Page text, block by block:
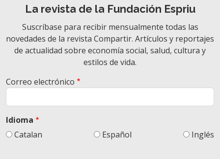
La revista de la Fundación Espriu
Suscríbase para recibir mensualmente todas las
novedades de la revista Compartir. Artículos y reportajes
de actualidad sobre economía social, salud, cultura y
estilos de vida.
Correo electrónico
Idioma
Catalan
Español Inglés